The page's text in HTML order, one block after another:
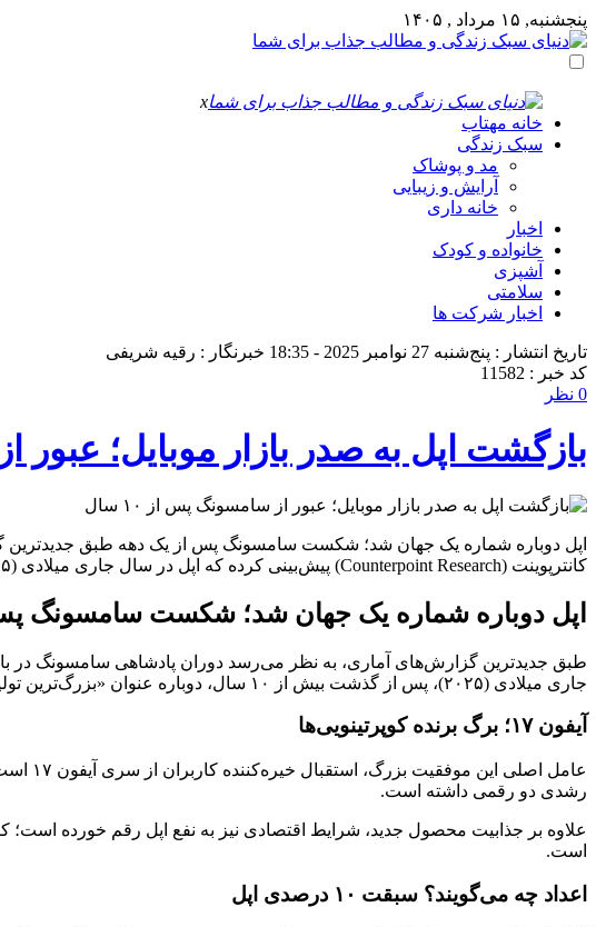
پنجشنبه, ۱۵ مرداد , ۱۴۰۵
x
خانه مهتاب
سبک زندگی
مد و پوشاک
آرایش و زیبایی
خانه داری
اخبار
خانواده و کودک
آشپزی
سلامتی
اخبار شرکت ها
تاریخ انتشار : پنج‌شنبه 27 نوامبر 2025 - 18:35
خبرنگار : رقیه شریفی
کد خبر : 11582
0 نظر
بازگشت اپل به صدر بازار موبایل؛ عبور از
اپل دوباره شماره یک جهان شد؛ شکست سامسونگ پس از یک دهه طبق جدیدترین
کانترپوینت (Counterpoint Research) پیش‌بینی کرده که اپل در سال جاری میلادی (۲۰۲۵)، پس از گذشت بیش از ۱۰ سال، دوباره عنوان «بزرگ‌ترین تولیدکننده
اپل دوباره شماره یک جهان شد؛ شکست سامسونگ
جاری میلادی (۲۰۲۵)، پس از گذشت بیش از ۱۰ سال، دوباره عنوان «بزرگ‌ترین تولیدکننده گوشی‌های هوشمند در جهان» را از رقیب کره‌ای خود پس می‌گیرد.
آیفون ۱۷؛ برگ برنده کوپرتینویی‌ها
رشدی دو رقمی داشته است.
علاوه بر جذابیت محصول جدید، شرایط اقتصادی نیز به نفع اپل رقم خورده
است.
اعداد چه می‌گویند؟ سبقت ۱۰ درصدی اپل